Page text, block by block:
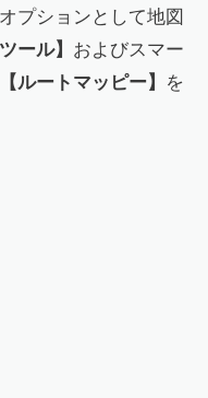
プションとして地図
ール】 およびスマー
【ルートマッピー】
を